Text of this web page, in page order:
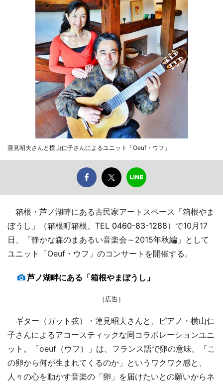
蓮見昭夫さんと横山仁子さんによるユニット「Oeuf・ウフ」
箱根・芦ノ湖畔にある古民家アートスペース「箱根やま
ぼうし」（箱根町箱根、TEL 0460-83-1288）で10月17
日、「静かな森のまあるい音楽会～2015年秋編」として
ユニット「Oeuf・ウフ」のコンサートを開催する。
芦ノ湖畔にある「箱根やまぼうし」
［広告］
ギター（ガット弦）・蓮見昭夫さんと、ピアノ・横山仁
子さんによるアコースティックな同コラボレーションユニ
ット。「oeuf（ウフ）」は、フランス語で卵の意味。「こ
の卵から何が生まれてくるのか」というワクワク感と、
人々の心を動かす音楽の「卵」を届けたいとの願いからネ